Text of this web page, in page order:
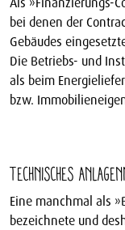
bei denen der
Gebäudes
Die Betriebs- und
als beim
bzw.
Technisches
Eine manchmal als
bezeichnete und